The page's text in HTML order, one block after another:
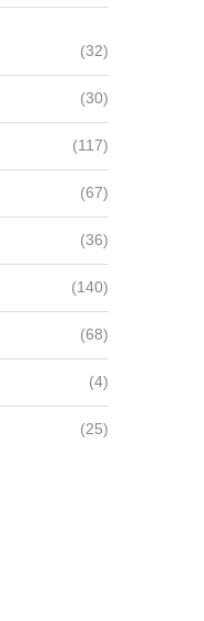
(32)
(30)
(117)
(67)
(36)
(140)
(68)
(4)
(25)